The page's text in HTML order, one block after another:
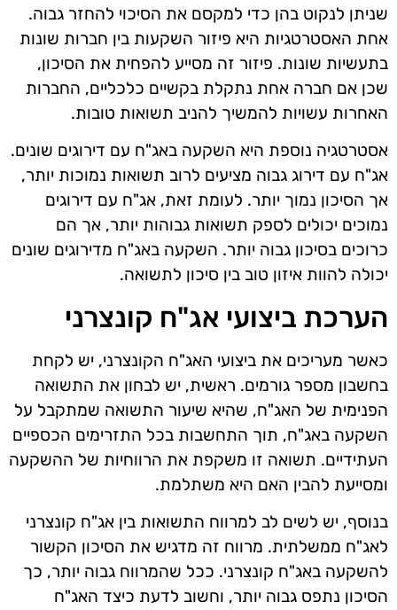
שניתן לנקוט בהן כדי למקסם את הסיכוי להחזר גבוה.
אחת האסטרטגיות היא פיזור השקעות בין חברות שונות
בתעשיות שונות. פיזור זה מסייע להפחית את הסיכון,
שכן אם חברה אחת נתקלת בקשיים כלכליים, החברות
האחרות עשויות להמשיך להניב תשואות טובות.
אסטרטגיה נוספת היא השקעה באג"ח עם דירוגים שונים.
אג"ח עם דירוג גבוה מציעים לרוב תשואות נמוכות יותר,
אך הסיכון נמוך יותר. לעומת זאת, אג"ח עם דירוגים
נמוכים יכולים לספק תשואות גבוהות יותר, אך הם
כרוכים בסיכון גבוה יותר. השקעה באג"ח מדירוגים שונים
יכולה להוות איזון טוב בין סיכון לתשואה.
הערכת ביצועי אג"ח קונצרני
כאשר מעריכים את ביצועי האג"ח הקונצרני, יש לקחת
בחשבון מספר גורמים. ראשית, יש לבחון את התשואה
הפנימית של האג"ח, שהיא שיעור התשואה שמתקבל על
השקעה באג"ח, תוך התחשבות בכל התזרימים הכספיים
העתידיים. תשואה זו משקפת את הרווחיות של ההשקעה
ומסייעת להבין האם היא משתלמת.
בנוסף, יש לשים לב למרווח התשואות בין אג"ח קונצרני
לאג"ח ממשלתית. מרווח זה מדגיש את הסיכון הקשור
להשקעה באג"ח קונצרני. ככל שהמרווח גבוה יותר, כך
הסיכון נתפס גבוה יותר, וחשוב לדעת כיצד האג"ח